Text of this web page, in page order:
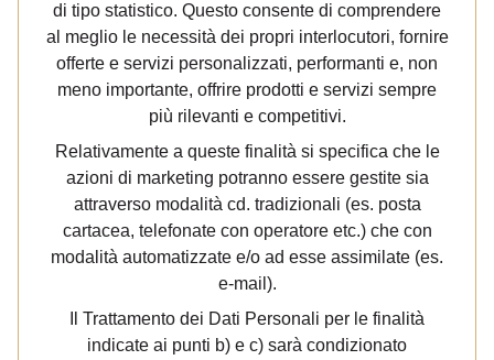
di tipo statistico. Questo consente di comprendere
al meglio le necessità dei propri interlocutori, fornire
offerte e servizi personalizzati, performanti e, non
meno importante, offrire prodotti e servizi sempre
più rilevanti e competitivi.
Relativamente a queste finalità si specifica che le
azioni di marketing potranno essere gestite sia
attraverso modalità cd. tradizionali (es. posta
cartacea, telefonate con operatore etc.) che con
modalità automatizzate e/o ad esse assimilate (es.
e-mail).
Il Trattamento dei Dati Personali per le finalità
indicate ai punti b) e c) sarà condizionato